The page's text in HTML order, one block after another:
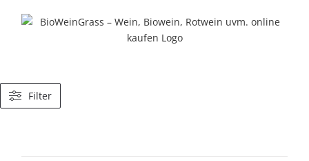
Inhalt
Filter